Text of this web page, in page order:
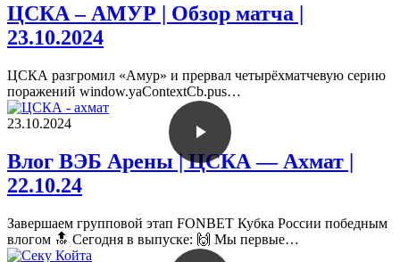
ЦСКА – АМУР | Обзор матча |
23.10.2024
ЦСКА разгромил «Амур» и прервал четырёхматчевую серию
поражений window.yaContextCb.pus…
23.10.2024
Влог ВЭБ Арены | ЦСКА — Ахмат |
22.10.24
Завершаем групповой этап FONBET Кубка России победным
влогом 🔝 Сегодня в выпуске: 🙌 Мы первые…